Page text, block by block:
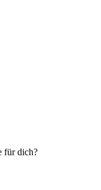
für dich?